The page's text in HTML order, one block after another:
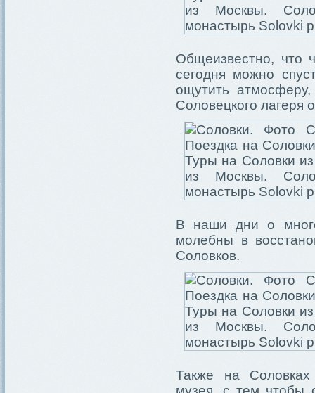
Общеизвестно, что
сегодня можно
ощутить
Соловецкого лагеря
В наши дни о
молебны в
Соловков.
Также на